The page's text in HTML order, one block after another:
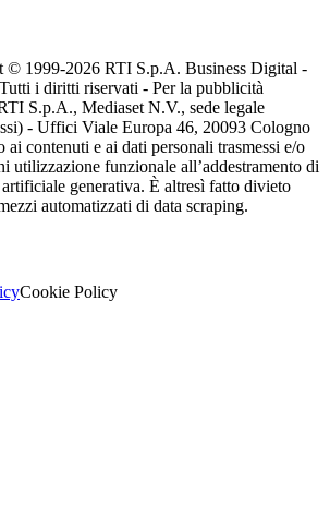
© 1999-2026 RTI S.p.A. Business Digital -
i diritti riservati - Per la pubblicità
S.p.A., Mediaset N.V., sede legale
- Uffici Viale Europa 46, 20093 Cologno
ai contenuti e ai dati personali trasmessi e/o
utilizzazione funzionale all’addestramento di
generativa. È altresì fatto divieto
automatizzati di data scraping.
Cookie Policy